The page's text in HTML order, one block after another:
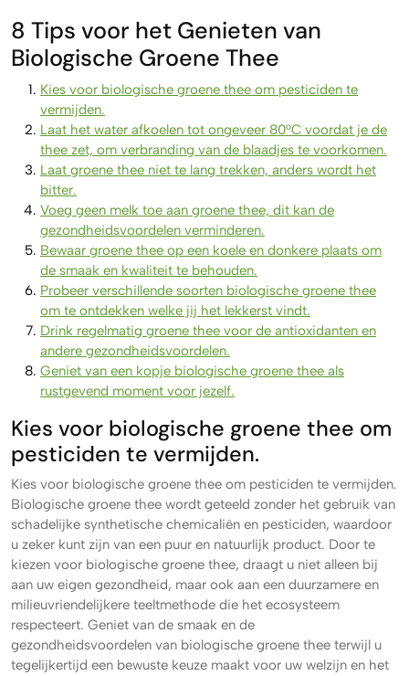
8 Tips voor het Genieten van
Biologische Groene Thee
Kies voor biologische groene thee om pesticiden te
vermijden.
Laat het water afkoelen tot ongeveer 80°C voordat je de
thee zet, om verbranding van de blaadjes te voorkomen.
Laat groene thee niet te lang trekken, anders wordt het
bitter.
Voeg geen melk toe aan groene thee, dit kan de
gezondheidsvoordelen verminderen.
Bewaar groene thee op een koele en donkere plaats om
de smaak en kwaliteit te behouden.
Probeer verschillende soorten biologische groene thee
om te ontdekken welke jij het lekkerst vindt.
Drink regelmatig groene thee voor de antioxidanten en
andere gezondheidsvoordelen.
Geniet van een kopje biologische groene thee als
rustgevend moment voor jezelf.
Kies voor biologische groene thee om
pesticiden te vermijden.
Kies voor biologische groene thee om pesticiden te vermijden.
Biologische groene thee wordt geteeld zonder het gebruik van
schadelijke synthetische chemicaliën en pesticiden, waardoor
u zeker kunt zijn van een puur en natuurlijk product. Door te
kiezen voor biologische groene thee, draagt u niet alleen bij
aan uw eigen gezondheid, maar ook aan een duurzamere en
milieuvriendelijkere teeltmethode die het ecosysteem
respecteert. Geniet van de smaak en de
gezondheidsvoordelen van biologische groene thee terwijl u
tegelijkertijd een bewuste keuze maakt voor uw welzijn en het